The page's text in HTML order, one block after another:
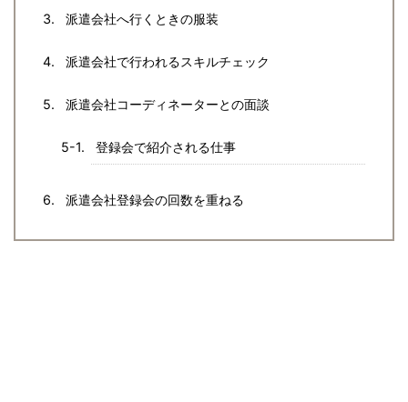
派遣会社へ行くときの服装
派遣会社で行われるスキルチェック
派遣会社コーディネーターとの面談
登録会で紹介される仕事
派遣会社登録会の回数を重ねる